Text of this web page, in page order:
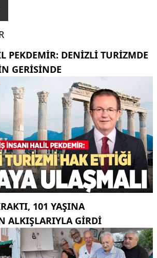
PEKDEMIR: DENIZLI TURIZMDE
GERISINDE
101 YAŞINA
ALKIŞLARIYLA GIRDI